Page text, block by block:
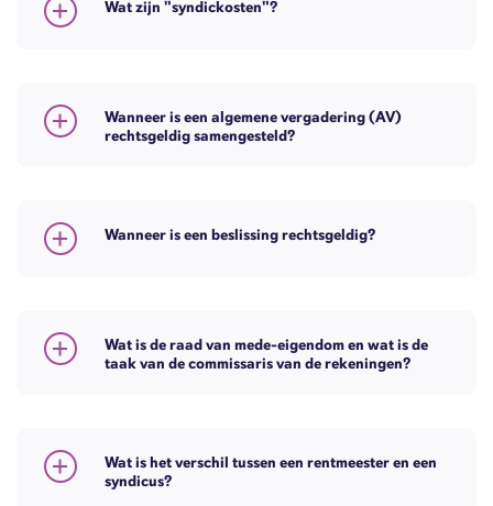
Wat zijn "syndickosten"?
Wanneer is een algemene vergadering (AV)
rechtsgeldig samengesteld?
Wanneer is een beslissing rechtsgeldig?
Wat is de raad van mede-eigendom en wat is de
taak van de commissaris van de rekeningen?
Wat is het verschil tussen een rentmeester en een
syndicus?